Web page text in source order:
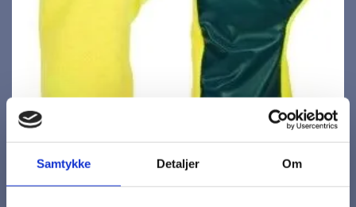
Samtykke Detaljer Om